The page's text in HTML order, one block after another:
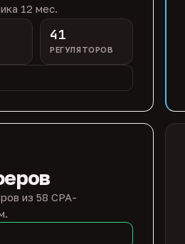
12 мес.
41
РЕГУЛЯТОРОВ
из 58 CPA-